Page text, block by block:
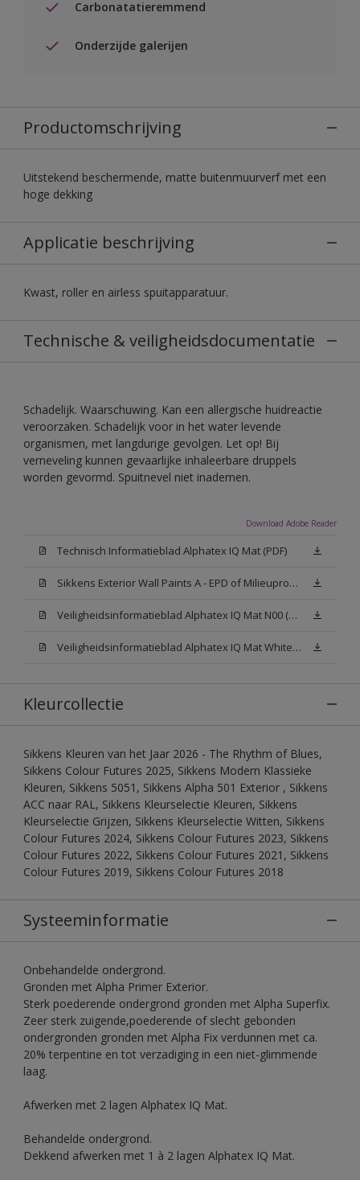
Carbonatatieremmend
Onderzijde galerijen
Productomschrijving
Uitstekend beschermende, matte buitenmuurverf met een
hoge dekking
Applicatie beschrijving
Kwast, roller en airless spuitapparatuur.
Technische & veiligheidsdocumentatie
Schadelijk. Waarschuwing. Kan een allergische huidreactie
veroorzaken. Schadelijk voor in het water levende
organismen, met langdurige gevolgen. Let op! Bij
verneveling kunnen gevaarlijke inhaleerbare druppels
worden gevormd. Spuitnevel niet inademen.
Download Adobe Reader
Technisch Informatieblad Alphatex IQ Mat (PDF)
Sikkens Exterior Wall Paints A - EPD of Milieuproductverklaring
Veiligheidsinformatieblad Alphatex IQ Mat N00 (MSDS)
Veiligheidsinformatieblad Alphatex IQ Mat White W05 (MSDS)
Kleurcollectie
Sikkens Kleuren van het Jaar 2026 - The Rhythm of Blues,
Sikkens Colour Futures 2025, Sikkens Modern Klassieke
Kleuren, Sikkens 5051, Sikkens Alpha 501 Exterior , Sikkens
ACC naar RAL, Sikkens Kleurselectie Kleuren, Sikkens
Kleurselectie Grijzen, Sikkens Kleurselectie Witten, Sikkens
Colour Futures 2024, Sikkens Colour Futures 2023, Sikkens
Colour Futures 2022, Sikkens Colour Futures 2021, Sikkens
Colour Futures 2019, Sikkens Colour Futures 2018
Systeeminformatie
Onbehandelde ondergrond.
Gronden met Alpha Primer Exterior.
Sterk poederende ondergrond gronden met Alpha Superfix.
Zeer sterk zuigende,poederende of slecht gebonden
ondergronden gronden met Alpha Fix verdunnen met ca.
20% terpentine en tot verzadiging in een niet-glimmende
laag.
Afwerken met 2 lagen Alphatex IQ Mat.
Behandelde ondergrond.
Dekkend afwerken met 1 à 2 lagen Alphatex IQ Mat.